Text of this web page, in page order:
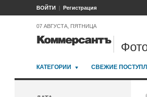
ВОЙТИ Регистрация
07 АВГУСТА, ПЯТНИЦА
КАТЕГОРИИ СВЕЖИЕ